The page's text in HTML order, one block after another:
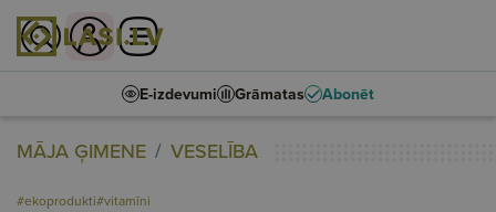
E-izdevumi Grāmatas Abonēt
MĀJA ĢIMENE VESELĪBA
#ekoprodukti#vitamīni